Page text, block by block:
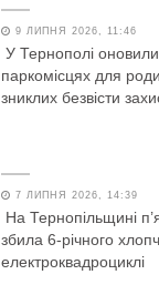
9 ЛИПНЯ 2026, 11:46
У Тернополі оновили
паркомісцях для
зниклих безвісти
7 ЛИПНЯ 2026, 14:39
На Тернопільщині
збила 6-річного
електроквадроциклі